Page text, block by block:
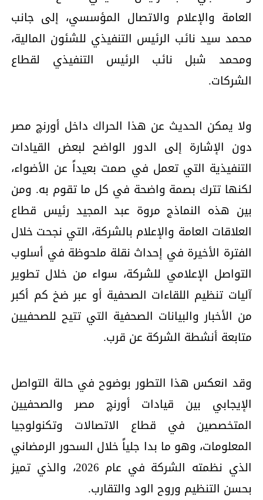
العامة والإعلام والاتصال المؤسسي، إلى جانب
محمد سيد نائب الرئيس التنفيذي للشئون المالية،
ومحمد شبل نائب الرئيس التنفيذي لقطاع
الشركات.
ولا يمكن الحديث عن هذا الحراك داخل أورنچ مصر
دون الإشارة إلى الدور الواضح لبعض القيادات
التنفيذية التي تعمل في صمت بعيداً عن الأضواء،
لكنها تترك بصمة واضحة في كل ما تقوم به. ومن
بين هذه النماذج مروة عبد المجيد رئيس قطاع
العلاقات العامة والإعلام بالشركة، التي نجحت خلال
الفترة الأخيرة في إحداث نقلة ملحوظة في أسلوب
التواصل الإعلامي للشركة، سواء من خلال تطوير
آليات تنظيم اللقاءات الصحفية أو عبر ضخ كم أكبر
من الأخبار والبيانات الصحفية التي تتيح للصحفيين
متابعة أنشطة الشركة عن قرب.
وقد انعكس هذا التطور بوضوح في حالة التواصل
الإيجابي بين قيادات أورنچ مصر والصحفيين
المتخصصين في قطاع الاتصالات وتكنولوجيا
المعلومات، وهو ما بدا جلياً خلال السحور الرمضاني
الذي نظمته الشركة في عام 2026، والذي تميز
بحسن التنظيم وروح الود والتقارب.